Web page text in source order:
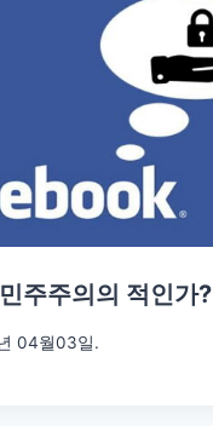
주주의의 적인가?
04월03일.